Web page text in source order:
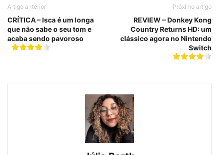
Artigo anterior
CRÍTICA – Isca é um longa
que não sabe o seu tom e
acaba sendo pavoroso
Próximo artigo
REVIEW – Donkey Kong
Country Returns HD: um
clássico agora no Nintendo
Switch